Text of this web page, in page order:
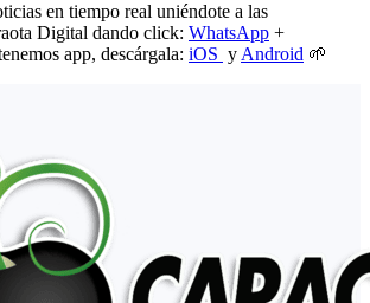
en tiempo real uniéndote a las
Digital dando click: WhatsApp +
app, descárgala: iOS y Android 🌱